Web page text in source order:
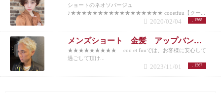
ショートのネオソバージュ
♪★★★★★★★★★★★★★★★★★ cooetfuu【クー...
1568
2020/02/04
メンズショート 金髪 アップバング 10代20代30代40代50代
★★★★★★★★★ coo et fuuでは、お客様に安心して
過ごして頂け...
1567
2023/11/01